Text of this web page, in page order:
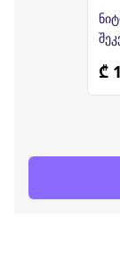
₾